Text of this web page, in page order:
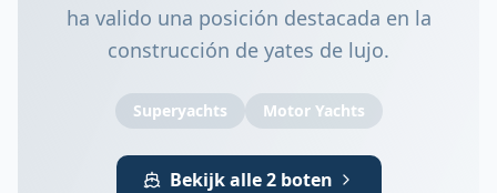
ha valido una posición destacada en la
construcción de yates de lujo.
Superyachts Motor Yachts
Bekijk alle 2 boten